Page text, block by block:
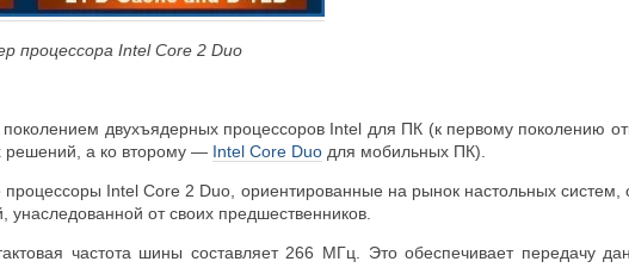
процессора Intel Core 2 Duo
двухъядерных процессоров Intel для ПК (к первому поколению
решений, а ко второму — Intel Core Duo для мобильных ПК).
Intel Core 2 Duo, ориентированные на рынок настольных систем,
от своих предшественников.
частота шины составляет 266 МГц. Это обеспечивает передачу